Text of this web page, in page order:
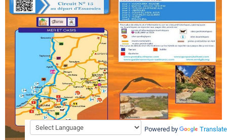
Powered by Translate